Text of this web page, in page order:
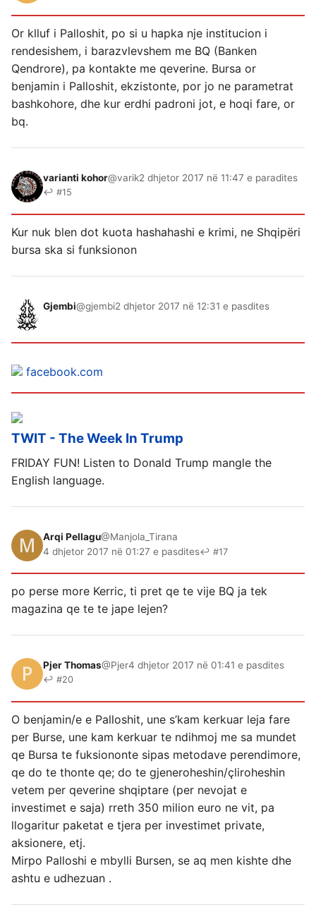
Or klluf i Palloshit, po si u hapka nje institucion i
rendesishem, i barazvlevshem me BQ (Banken
Qendrore), pa kontakte me qeverine. Bursa or
benjamin i Palloshit, ekzistonte, por jo ne parametrat
bashkohore, dhe kur erdhi padroni jot, e hoqi fare, or
bq.
varianti kohor@varik2 dhjetor 2017 në 11:47 e paradites
↩ #15
Kur nuk blen dot kuota hashahashi e krimi, ne Shqipëri
bursa ska si funksionon
Gjembi@gjembi2 dhjetor 2017 në 12:31 e pasdites
facebook.com
TWIT - The Week In Trump
FRIDAY FUN! Listen to Donald Trump mangle the
English language.
Arqi Pellagu@Manjola_Tirana
4 dhjetor 2017 në 01:27 e pasdites↩ #17
po perse more Kerric, ti pret qe te vije BQ ja tek
magazina qe te te jape lejen?
Pjer Thomas@Pjer4 dhjetor 2017 në 01:41 e pasdites
↩ #20
O benjamin/e e Palloshit, une s’kam kerkuar leja fare
per Burse, une kam kerkuar te ndihmoj me sa mundet
qe Bursa te fuksiononte sipas metodave perendimore,
qe do te thonte qe; do te gjeneroheshin/çliroheshin
vetem per qeverine shqiptare (per nevojat e
investimet e saja) rreth 350 milion euro ne vit, pa
llogaritur paketat e tjera per investimet private,
aksionere, etj.
Mirpo Palloshi e mbylli Bursen, se aq men kishte dhe
ashtu e udhezuan .